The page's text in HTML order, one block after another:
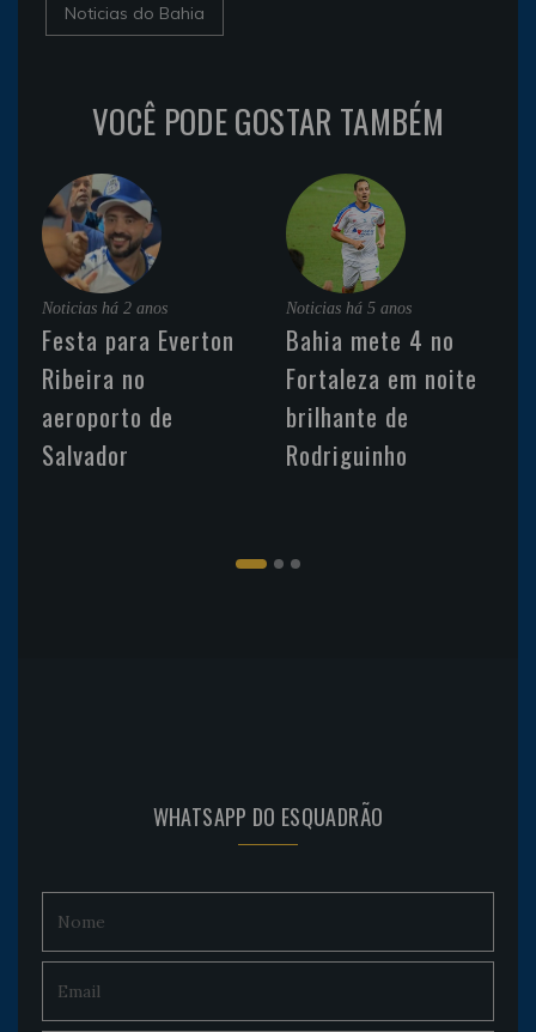
Noticias do Bahia
VOCÊ PODE GOSTAR TAMBÉM
Noticias há 2 anos
Festa para Everton
Ribeira no
aeroporto de
Salvador
Noticias há 5 anos
Bahia mete 4 no
Fortaleza em noite
brilhante de
Rodriguinho
WHATSAPP DO ESQUADRÃO